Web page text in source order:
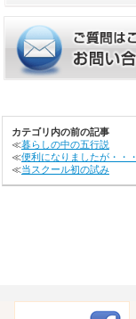
カテゴリ内の前の記事
≪暮らしの中の五行説
≪便利になりましたが・・・
≪当スクール初の試み